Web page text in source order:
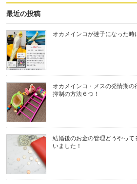
最近の投稿
オカメインコが迷子になった時
オカメインコ・メスの発情期
抑制の方法６つ！
結婚後のお金の管理どうやっ
いました！